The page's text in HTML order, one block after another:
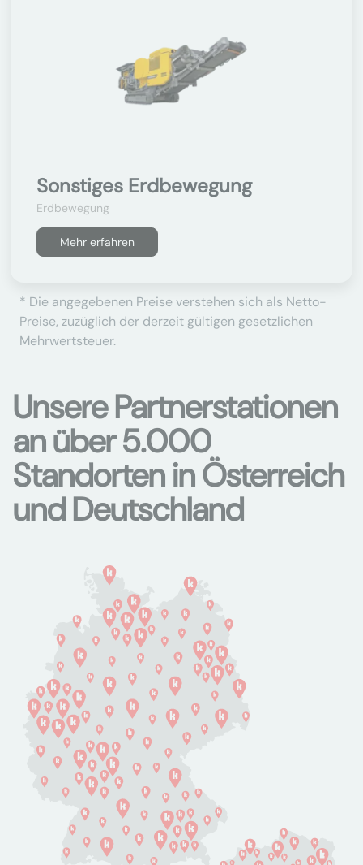
Sonstiges Erdbewegung
Erdbewegung
Mehr erfahren
* Die angegebenen Preise verstehen sich als Netto-
Preise, zuzüglich der derzeit gültigen gesetzlichen
Mehrwertsteuer.
Unsere Partnerstationen
an über 5.000
Standorten in Österreich
und Deutschland